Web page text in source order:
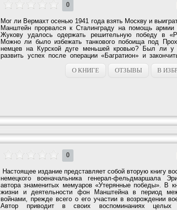
0
Мог ли Вермахт осенью 1941 года взять Москву и
Манштейн прорвался к Сталинграду на помощь
Жукову удалось одержать решительную победу в
Можно ли было избежать танкового побоища под
немцев на Курской дуге меньшей кровью? Был ли у
развить успех после операции «Багратион» и
О КНИГЕ
ОТЗЫВЫ В
0
Настоящее издание представляет собой вторую книгу
немецкого военачальника генерал-фельдмаршала
автора знаменитых мемуаров «Утерянные победы». В
жизни и деятельности фон Манштейна в период
войнами, прежде всего о его участии в возрождении
Автор приводит в своих воспоминаниях целых